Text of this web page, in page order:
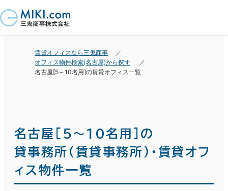
賃貸オフィスなら三鬼商事
オフィス物件検索(名古屋)から探す
名古屋[5～10名用]の賃貸オフィス一覧
名古屋[5～10名用]の
貸事務所(賃貸事務所)・賃貸オフ
ィス物件一覧